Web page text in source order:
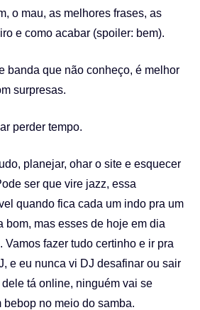
o mau, as melhores frases, as
e como acabar (spoiler: bem).
banda que não conheço, é melhor
surpresas.
perder tempo.
planejar, ohar o site e esquecer
ser que vire jazz, essa
quando fica cada um indo pra um
bom, mas esses de hoje em dia
Vamos fazer tudo certinho e ir pra
e eu nunca vi DJ desafinar ou sair
tá online, ninguém vai se
bebop no meio do samba.